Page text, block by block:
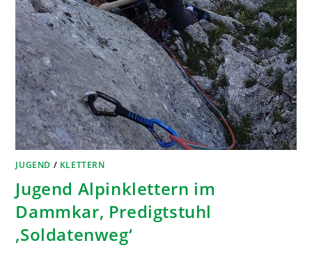
JUGEND / KLETTERN
Jugend Alpinklettern im
Dammkar, Predigtstuhl
‚Soldatenweg‘